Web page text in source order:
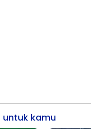
untuk kamu